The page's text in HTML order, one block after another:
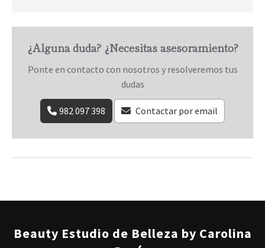
¿Alguna duda? ¿Necesitas asesoramiento?
Ponte en contacto con nosotros y resolveremos tus
dudas
982 097 398 Contactar por email
Beauty Estudio de Belleza by Carolina